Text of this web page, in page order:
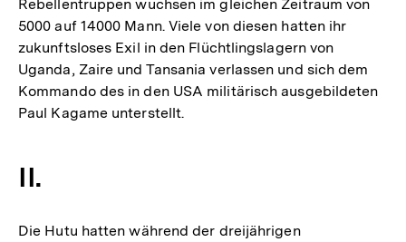
Rebellentruppen wuchsen im gleichen Zeitraum von
5000 auf 14000 Mann. Viele von diesen hatten ihr
zukunftsloses Exil in den Flüchtlingslagern von
Uganda, Zaire und Tansania verlassen und sich dem
Kommando des in den USA militärisch ausgebildeten
Paul Kagame unterstellt.
II.
Die Hutu hatten während der dreijährigen